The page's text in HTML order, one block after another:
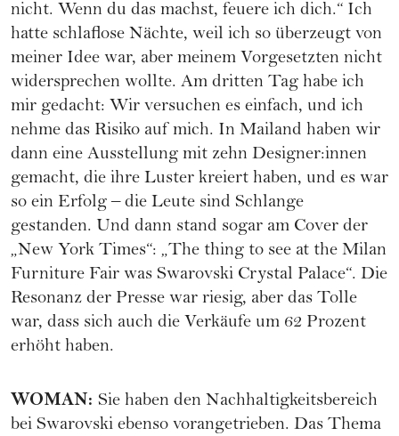
nicht. Wenn du das machst, feuere ich dich.“ Ich
hatte schlaflose Nächte, weil ich so überzeugt von
meiner Idee war, aber meinem Vorgesetzten nicht
widersprechen wollte. Am dritten Tag habe ich
mir gedacht: Wir versuchen es einfach, und ich
nehme das Risiko auf mich. In Mailand haben wir
dann eine Ausstellung mit zehn Designer:innen
gemacht, die ihre Luster kreiert haben, und es war
so ein Erfolg – die Leute sind Schlange
gestanden. Und dann stand sogar am Cover der
„New York Times“: „The thing to see at the Milan
Furniture Fair was Swarovski Crystal Palace“. Die
Resonanz der Presse war riesig, aber das Tolle
war, dass sich auch die Verkäufe um 62 Prozent
erhöht haben.
WOMAN: Sie haben den Nachhaltigkeitsbereich
bei Swarovski ebenso vorangetrieben. Das Thema